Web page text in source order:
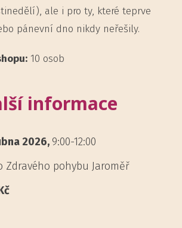
ale i pro ty, které teprve
pánevní dno nikdy neřešily.
10 osob
informace
2026, 9:00-12:00
Zdravého pohybu Jaroměř